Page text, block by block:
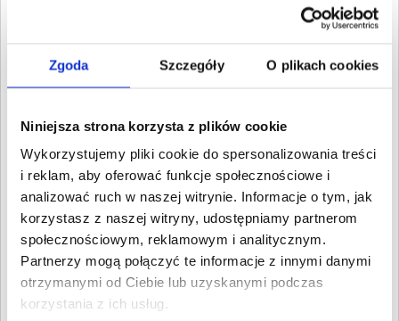
Zgoda Szczegóły O plikach cookies
Niniejsza strona korzysta z plików cookie
Wykorzystujemy pliki cookie do spersonalizowania treści
i reklam, aby oferować funkcje społecznościowe i
analizować ruch w naszej witrynie. Informacje o tym, jak
korzystasz z naszej witryny, udostępniamy partnerom
społecznościowym, reklamowym i analitycznym.
Partnerzy mogą połączyć te informacje z innymi danymi
otrzymanymi od Ciebie lub uzyskanymi podczas
korzystania z ich usług.
Bydgoszcz, Kujawsko-
pomorskie
POLAND SPÓŁKA Z
OGRANICZONĄ
ODPOWIEDZIALNOŚCIĄ
SPÓŁKA
KOMANDYTOWA
Bydgoszcz, Kujawsko-
pomorskie
ENVIO GROUP
POLAND SPÓŁKA Z
OGRANICZONĄ
ODPOWIEDZIALNOŚCIĄ
SPÓŁKA
KOMANDYTOWA
9 131,33 PLN